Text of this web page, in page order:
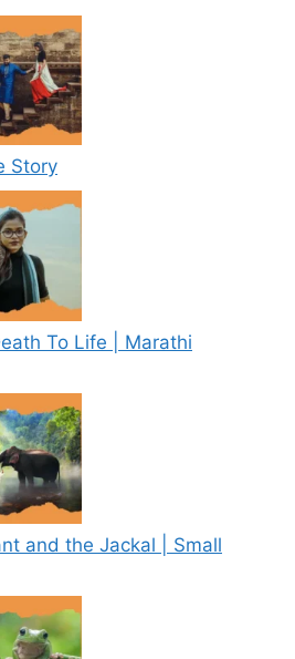
Story
To Life | Marathi
and the Jackal | Small